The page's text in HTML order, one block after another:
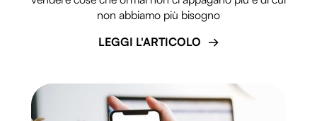
non abbiamo più bisogno
LEGGI L'ARTICOLO